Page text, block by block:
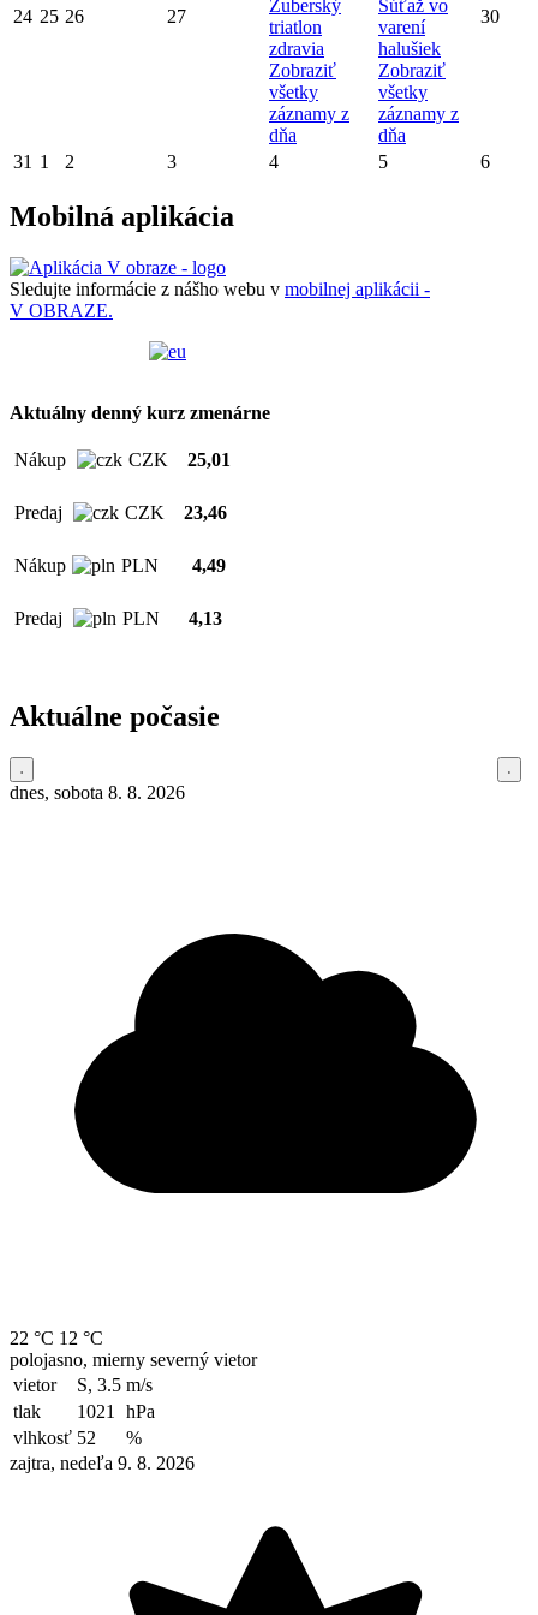
24 25 26 27
Zuberský
triatlon
zdravia
Zobraziť
všetky
záznamy z
dňa
Súťaž vo
varení
halušiek
Zobraziť
všetky
záznamy z
dňa
30
31 1 2 3 4 5 6
Mobilná aplikácia
Sledujte informácie z nášho webu v mobilnej aplikácii -
V OBRAZE.
Aktuálny denný kurz zmenárne
Nákup CZK 25,01
Predaj CZK 23,46
Nákup PLN 4,49
Predaj PLN 4,13
Aktuálne počasie
dnes, sobota 8. 8. 2026
22 °C 12 °C
polojasno, mierny severný vietor
vietor
S, 3.5 m/s
tlak
1021
hPa
vlhkosť 52
%
zajtra, nedeľa 9. 8. 2026